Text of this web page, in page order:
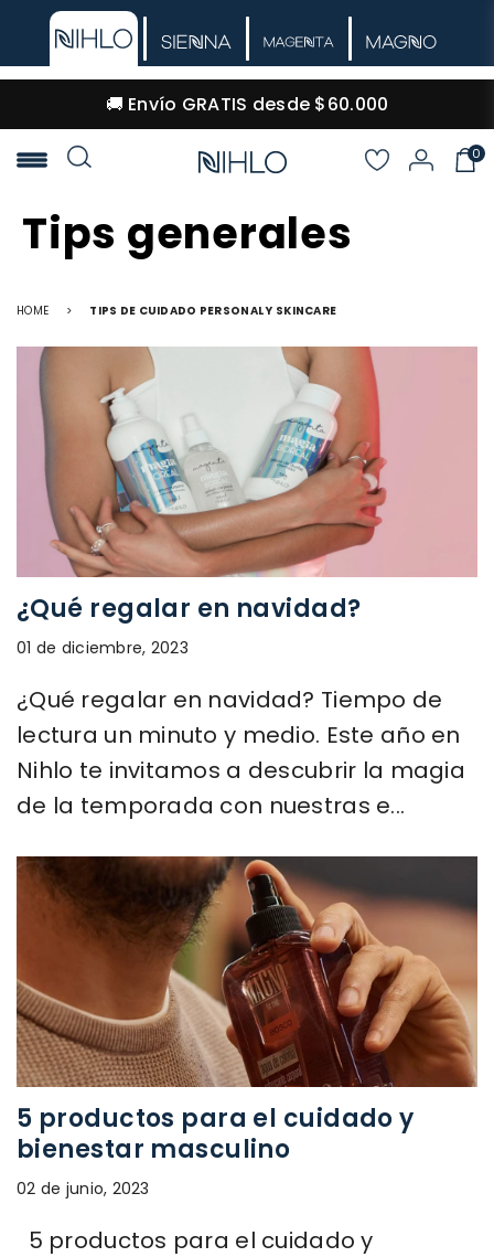
🚚 Envío GRATIS desde $60.000
NIHLO
0
Tips generales
HOME > TIPS DE CUIDADO PERSONAL Y SKINCARE
¿Qué regalar en navidad?
01 de diciembre, 2023
¿Qué regalar en navidad? Tiempo de
lectura un minuto y medio. Este año en
Nihlo te invitamos a descubrir la magia
de la temporada con nuestras e...
5 productos para el cuidado y
bienestar masculino
02 de junio, 2023
5 productos para el cuidado y